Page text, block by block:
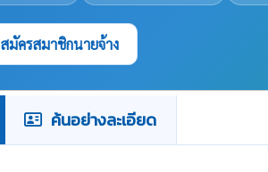
สมัครสมาชิกนายจ้าง
ค้นอย่างละเอียด